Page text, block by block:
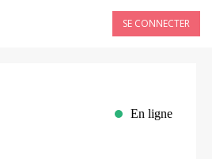
SE CONNECTER
En ligne